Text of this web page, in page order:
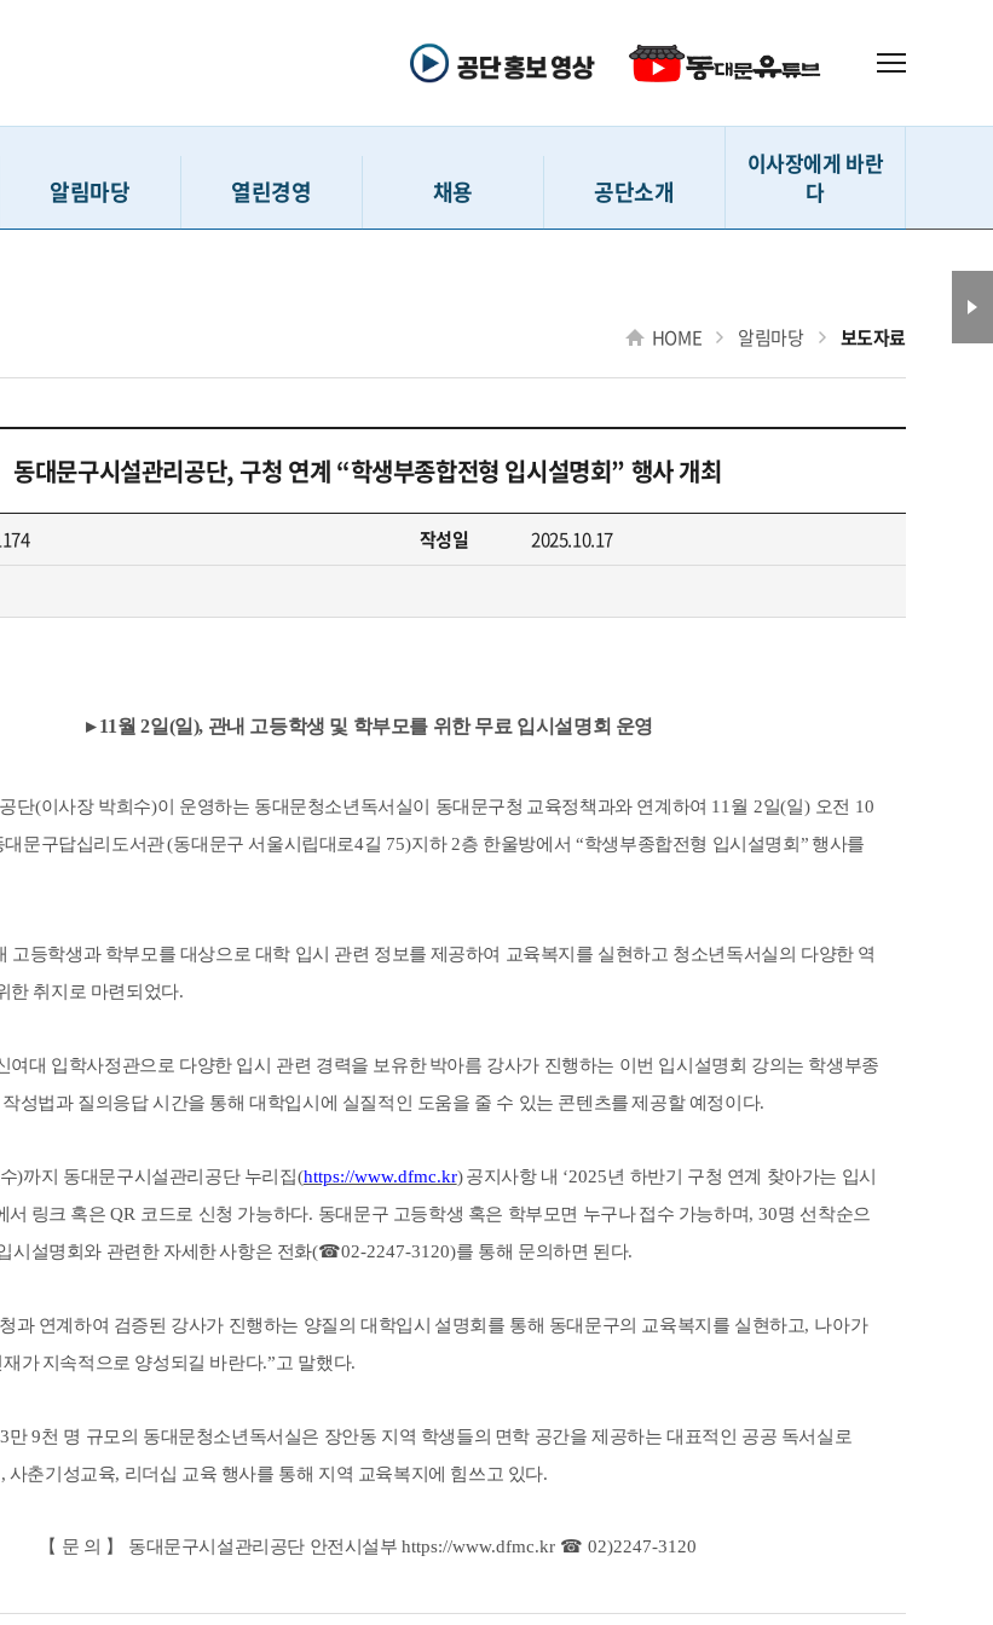
알림마당
고객 경영참여 활동
관련법규
열린경영
윤리경영
안전녹색경영
채용
친인척 채용현황
공단소개
조직도
전화번호 안내
이사장에게 바란
다
HOME 알림마당 보도자료
동대문구시설관리공단, 구청 연계 “학생부종합전형 입시설명회” 행사 개최
작성일
2025.10.17
▸11월2일(일), 관내 고등학생 및 학부모를 위한 무료 입시설명회 운영
단(이사장 박희수)이 운영하는 동대문청소년독서실이 동대문구청 교육정책과와 연계하여 11 월 2일(일) 오전 10
대문구답십리도서관(동대문구 서울시립대로4길 75)지하 2층 한울방에서 “학생부종합전형 입시설명회 ” 행사를
고등학생과 학부모를 대상으로 대학 입시 관련 정보를 제공하여 교육복지를 실현하고 청소년독서실의 다양한 역
한 취지로 마련되었다.
여대 입학사정관으로 다양한 입시 관련 경력을 보유한 박아름 강사가 진행하는 이번 입시설명회 강의는 학생부종
작성법과 질의응답 시간을 통해 대학입시에 실질적인 도움을 줄 수 있는 콘텐츠를 제공할 예정이다.
수)까지 동대문구시설관리공단 누리집(https://www.dfmc.kr) 공지사항 내 ‘2025년 하반기 구청 연계 찾아가는 입시
서 링크 혹은QR 코드로 신청 가능하다. 동대문구 고등학생 혹은 학부모면 누구나 접수 가능하며, 30명 선착순으
시설명회와 관련한 자세한사항은 전화(☎02-2247-3120)를 통해 문의하면 된다.
과 연계하여 검증된 강사가 진행하는 양질의 대학입시 설명회를 통해 동대문구의 교육복지를 실현하고, 나아가
재가 지속적으로 양성되길 바란다.”고 말했다.
3만9천 명 규모의 동대문청소년독서실은 장안동 지역 학생들의 면학 공간을 제공하는 대표적인 공공 독서실로
사춘기성교육, 리더십 교육 행사를 통해 지역 교육복지에 힘쓰고 있다.
【 문 의 】 동대문구시설관리공단 안전시설부https://www.dfmc.kr ☎02)2247-3120